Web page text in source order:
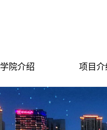
学院介绍 项目介